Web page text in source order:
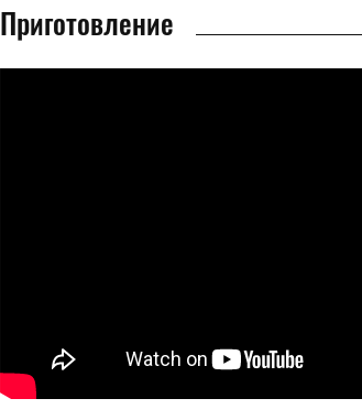
Приготовление